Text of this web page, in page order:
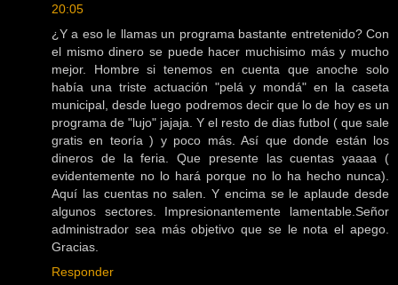
20:05
¿Y a eso le llamas un programa bastante entretenido? Con
el mismo dinero se puede hacer muchisimo más y mucho
mejor. Hombre si tenemos en cuenta que anoche solo
había una triste actuación "pelá y mondá" en la caseta
municipal, desde luego podremos decir que lo de hoy es un
programa de "lujo" jajaja. Y el resto de dias futbol ( que sale
gratis en teoría ) y poco más. Así que donde están los
dineros de la feria. Que presente las cuentas yaaaa (
evidentemente no lo hará porque no lo ha hecho nunca).
Aquí las cuentas no salen. Y encima se le aplaude desde
algunos sectores. Impresionantemente lamentable.Señor
administrador sea más objetivo que se le nota el apego.
Gracias.
Responder